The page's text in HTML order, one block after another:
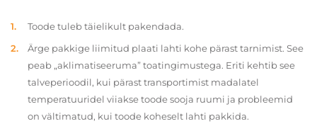
Toode tuleb täielikult pakendada.
Ärge pakkige liimitud plaati lahti kohe pärast tarnimist. See
peab „aklimatiseeruma” toatingimustega. Eriti kehtib see
talveperioodil, kui pärast transportimist madalatel
temperatuuridel viiakse toode sooja ruumi ja probleemid
on vältimatud, kui toode koheselt lahti pakkida.